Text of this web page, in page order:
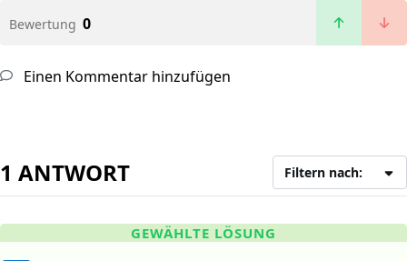
Bewertung 0
Einen Kommentar hinzufügen
1 ANTWORT Filtern nach:
GEWÄHLTE LÖSUNG